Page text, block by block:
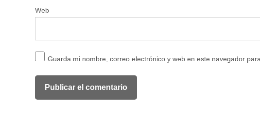
Web
Guarda mi nombre, correo electrónico y web en este navegador